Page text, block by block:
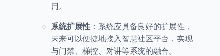
用。
系统扩展性 ：系统应具备良好的扩展性，
未来可以便捷地接入智慧社区平台，实现
与门禁、梯控、对讲等系统的融合。